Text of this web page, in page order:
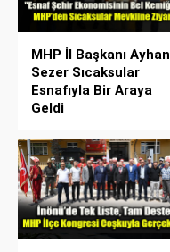
MHP İl Başkanı Ayhan
Sezer Sıcaksular
Esnafıyla Bir Araya
Geldi